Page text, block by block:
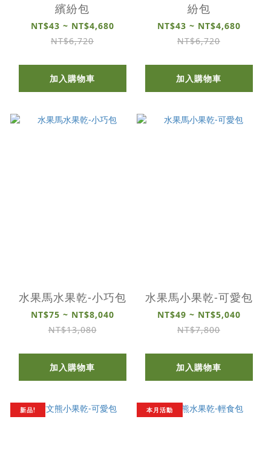
繽紛包
NT$43 ~ NT$4,680
NT$6,720
加入購物車
紛包
NT$43 ~ NT$4,680
NT$6,720
加入購物車
水果馬水果乾-小巧包
NT$75 ~ NT$8,040
NT$13,080
加入購物車
水果馬小果乾-可愛包
NT$49 ~ NT$5,040
NT$7,800
加入購物車
新品! 本月活動